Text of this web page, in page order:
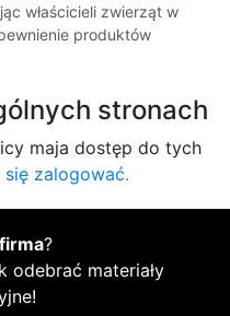
właścicieli zwierząt w
produktów
stronach
maja dostęp do tych
się zalogować.
?
odebrać materiały